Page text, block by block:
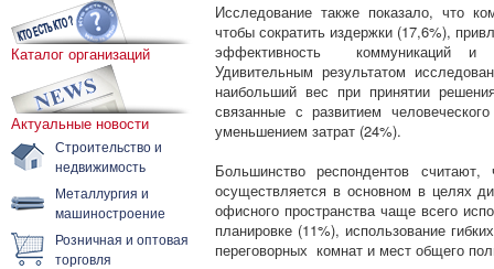
Каталог организаций
Актуальные новости
Строительство и
недвижимость
Металлургия и
машиностроение
Розничная и оптовая
торговля
Исследование также показало, что
чтобы сократить издержки (17,6%),
эффективность коммуникаций и
Удивительным результатом
наибольший вес при принятии
связанные с развитием
уменьшением затрат (24%).
Большинство респондентов
осуществляется в основном в целях
офисного пространства чаще всего
планировке (11%), использование
переговорных комнат и мест общего